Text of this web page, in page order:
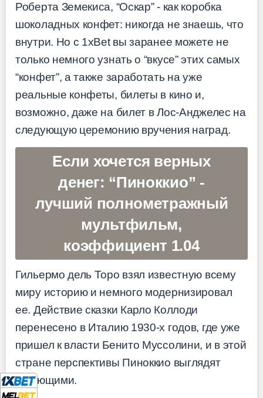
Роберта Земекиса, “Оскар” - как коробка
шоколадных конфет: никогда не знаешь, что
внутри. Но с 1xBet вы заранее можете не
только немного узнать о “вкусе” этих самых
“конфет”, а также заработать на уже
реальные конфеты, билеты в кино и,
возможно, даже на билет в Лос-Анджелес на
следующую церемонию вручения наград.
Если хочется верных
денег: “Пиноккио” -
лучший полнометражный
мультфильм,
коэффициент 1.04
Гильермо дель Торо взял известную всему
миру историю и немного модернизировал
ее. Действие сказки Карло Коллоди
перенесено в Италию 1930-х годов, где уже
пришел к власти Бенито Муссолини, и в этой
стране перспективы Пиноккио выглядят
пугающими.